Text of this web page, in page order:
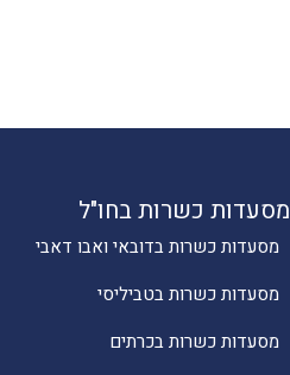
מסעדות כשרות בחו"ל
מסעדות כשרות בדובאי ואבו דאבי
מסעדות כשרות בטביליסי
מסעדות כשרות בכרתים